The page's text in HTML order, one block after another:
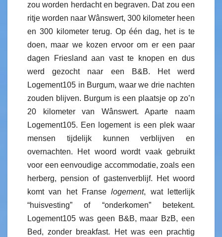
zou worden herdacht en begraven. Dat zou een
ritje worden naar Wânswert, 300 kilometer heen
en 300 kilometer terug. Op één dag, het is te
doen, maar we kozen ervoor om er een paar
dagen Friesland aan vast te knopen en dus
werd gezocht naar een B&B. Het werd
Logement105 in Burgum, waar we drie nachten
zouden blijven. Burgum is een plaatsje op zo’n
20 kilometer van Wânswert. Aparte naam
Logement105. Een logement is een plek waar
mensen tijdelijk kunnen verblijven en
overnachten. Het woord wordt vaak gebruikt
voor een eenvoudige accommodatie, zoals een
herberg, pension of gastenverblijf. Het woord
komt van het Franselogement, wat letterlijk
“huisvesting” of “onderkomen” betekent.
Logement105 was geen B&B, maar BzB, een
Bed, zonder breakfast. Het was een prachtig